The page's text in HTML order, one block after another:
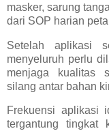
masker, sarung
dari SOP harian
Setelah aplikasi
menyeluruh perlu
menjaga kualitas
silang antar bahan
Frekuensi aplikasi
tergantung tingkat